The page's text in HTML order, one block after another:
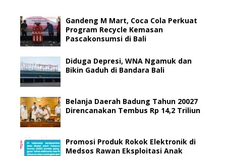
Gandeng M Mart, Coca Cola Perkuat
Program Recycle Kemasan
Pascakonsumsi di Bali
Diduga Depresi, WNA Ngamuk dan
Bikin Gaduh di Bandara Bali
Belanja Daerah Badung Tahun 20027
Direncanakan Tembus Rp 14,2 Triliun
Promosi Produk Rokok Elektronik di
Medsos Rawan Eksploitasi Anak